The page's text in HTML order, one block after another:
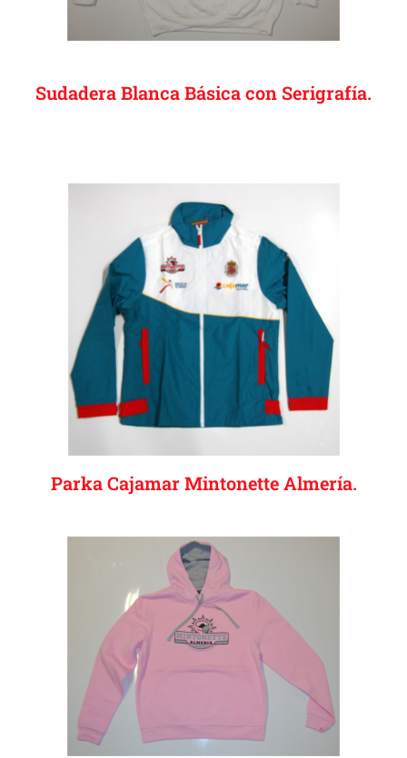
Sudadera Blanca Básica con Serigrafía.
Parka Cajamar Mintonette Almería.